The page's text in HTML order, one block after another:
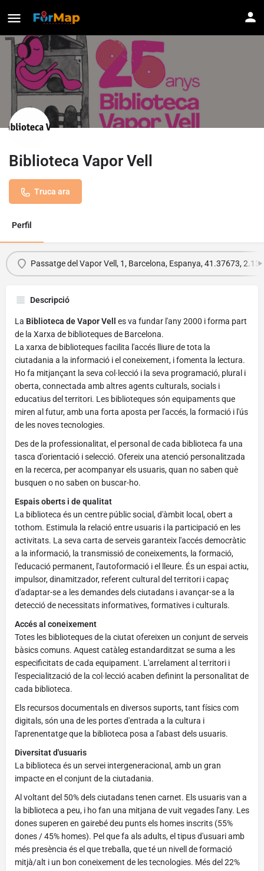
Biblioteca Vapor Vell
Truca ara
Perfil
Passatge del Vapor Vell, 1, Barcelona, Espanya, 41.37673,
Descripció
La Biblioteca de Vapor Vell
es va fundar l'any 2000 i forma part
de la Xarxa de biblioteques de Barcelona.
La xarxa de biblioteques facilita l'accés lliure de tota la
ciutadania a la informació i el coneixement, i fomenta la lectura.
Ho fa mitjançant la seva col·lecció i la seva programació, plural i
oberta, connectada amb altres agents culturals, socials i
educatius del territori. Les biblioteques són equipaments que
miren al futur, amb una forta aposta per l'accés, la formació i l'ús
de les noves tecnologies.
Des de la professionalitat, el personal de cada biblioteca fa una
tasca d'orientació i selecció. Ofereix una atenció personalitzada
en la recerca, per acompanyar els usuaris, quan no saben què
busquen o no saben on buscar-ho.
Espais oberts i de qualitat
La biblioteca és un centre públic social, d'àmbit local, obert a
tothom. Estimula la relació entre usuaris i la participació en les
activitats. La seva carta de serveis garanteix l'accés democràtic
a la informació, la transmissió de coneixements, la formació,
l'educació permanent, l'autoformació i el lleure. És un espai actiu,
impulsor, dinamitzador, referent cultural del territori i capaç
d'adaptar-se a les demandes dels ciutadans i avançar-se a la
detecció de necessitats informatives, formatives i culturals.
Accés al coneixement
Totes les biblioteques de la ciutat ofereixen un conjunt de serveis
bàsics comuns. Aquest catàleg estandarditzat se suma a les
especificitats de cada equipament. L'arrelament al territori i
l'especialització de la col·lecció acaben definint la personalitat de
cada biblioteca.
Els recursos documentals en diversos suports, tant físics com
digitals, són una de les portes d'entrada a la cultura i
l'aprenentatge que la biblioteca posa a l'abast dels usuaris.
Diversitat d'usuaris
La biblioteca és un servei intergeneracional, amb un gran
impacte en el conjunt de la ciutadania.
Al voltant del 50% dels ciutadans tenen carnet. Els usuaris van a
la biblioteca a peu, i ho fan una mitjana de vuit vegades l'any. Les
dones superen en gairebé deu punts els homes inscrits (55%
dones / 45% homes). Pel que fa als adults, el tipus d'usuari amb
més presència és el que treballa, que té un nivell de formació
mitjà/alt i un bon coneixement de les tecnologies. Més del 22%